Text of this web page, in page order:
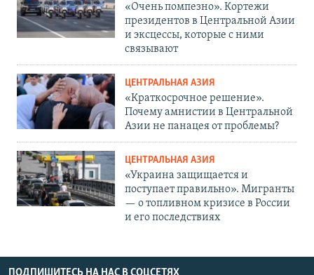
«Очень помпезно». Кортежи
президентов в Центральной Азии
и эксцессы, которые с ними
связывают
ЦЕНТРАЛЬНАЯ АЗИЯ
«Краткосрочное решение».
Почему амнистии в Центральной
Азии не панацея от проблемы?
ЦЕНТРАЛЬНАЯ АЗИЯ
«Украина защищается и
поступает правильно». Мигранты
— о топливном кризисе в России
и его последствиях